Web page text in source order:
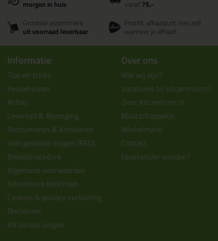
morgen in huis vanaf75,-
Grootste assortiment
uit voorraad leverbaar
PostNL afhaalpunt: kies zelf
wanneer je afhaalt
Informatie
Tips en tricks
Keuzehulpen
Acties
Levertijd & Bezorging
Retourneren & Annuleren
Veel gestelde vragen (FAQ)
Bestelprocedure
Algemene voorwaarden
Kitcentrum berichten
Cookies & privacy verklaring
Disclaimer
Kit cursus volgen
Over ons
Wie wij zijn?
Vacatures bij kitcentrum.nl
Over Kitcentrum.nl
Maatschappelijk
Winkelmand
Contact
Leverancier worden?